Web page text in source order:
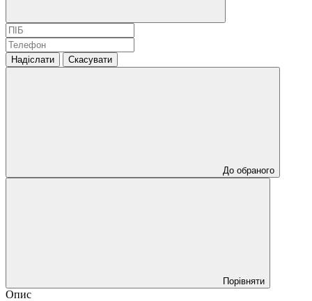
Надіслати Скасувати
До обраного
Порівняти
Опис